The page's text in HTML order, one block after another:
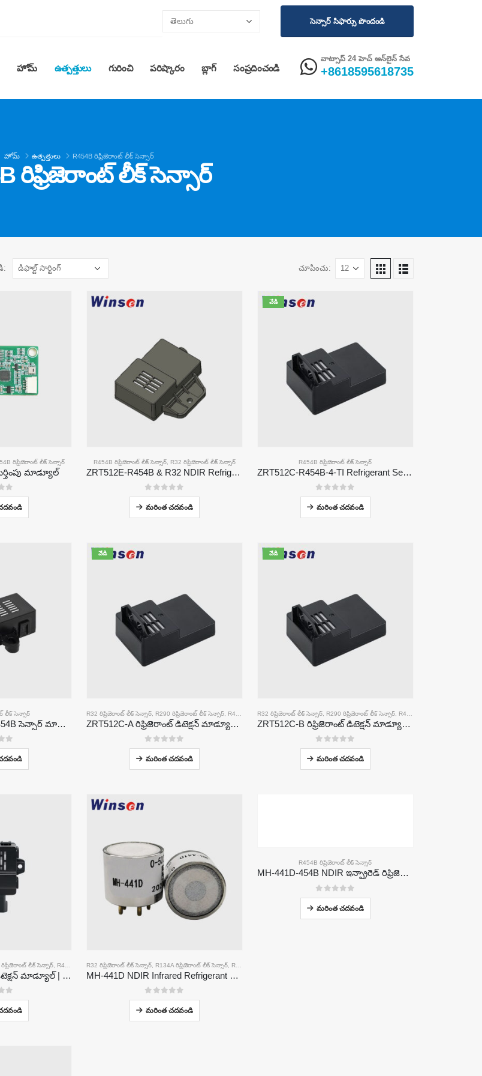
సెన్సార్ సిఫార్సు పొందండి
హోమ్ ఉత్పత్తులు గురించి పరిష్కారం బ్లాగ్ సంప్రదించండి
వాట్సాప్ 24 హెచ్ ఆన్‌లైన్ సేవ
+8618595618735
హోమ్ ఉత్పత్తులు R454B రిఫ్రిజెరాంట్ లీక్ సెన్సార్
రిఫ్రిజెరాంట్ లీక్ సెన్సార్
చూపించు:
రిఫ్రిజెరాంట్ లీక్ సెన్సార్
మాడ్యూల్
R454B రిఫ్రిజెరాంట్ లీక్ సెన్సార్, R32 రిఫ్రిజెరాంట్ లీక్ సెన్సార్
ZRT512E-R454B & R32 NDIR Refrigerant Detection Module, RS485 HVAC Sensor, UL/IEC Certified
05 లో
మరింత చదవండి
వేడి
R454B రిఫ్రిజెరాంట్ లీక్ సెన్సార్
ZRT512C-R454B-4-TI Refrigerant Sensor Module | NDIR Technology for HVAC & Industrial Safety Monitoring
05 లో
మరింత చదవండి
లీక్ సెన్సార్
ZRT510 రిఫ్రిజెరాంట్ R454B సెన్సార్ మాడ్యూల్-అధిక-పనితీరు గల NDIR రిఫ్రిజెరాంట్ సెన్సార్
వేడి
R32 రిఫ్రిజెరాంట్ లీక్ సెన్సార్, R290 రిఫ్రిజెరాంట్ లీక్ సెన్సార్, R454B రిఫ్రిజెరాంట్ లీక్ సెన్సార్
ZRT512C-A రిఫ్రిజెరాంట్ డిటెక్షన్ మాడ్యూల్ | NDIR గ్యాస్ సెన్సార్ R32, R454B, R290 | విస్తృత వోల్టేజ్ విద్యుత్ సరఫరా
05 లో
మరింత చదవండి
వేడి
R32 రిఫ్రిజెరాంట్ లీక్ సెన్సార్, R290 రిఫ్రిజెరాంట్ లీక్ సెన్సార్, R454B రిఫ్రిజెరాంట్ లీక్ సెన్సార్
ZRT512C-B రిఫ్రిజెరాంట్ డిటెక్షన్ మాడ్యూల్ | R32, R454B, R290 కొరకు తక్కువ వోల్టేజ్ NDIR గ్యాస్ సెన్సార్
05 లో
మరింత చదవండి
రిఫ్రిజెరాంట్ లీక్ సెన్సార్, R454B రిఫ్రిజెరాంట్ లీక్ సెన్సార్
ZRT512J రిఫ్రిజెరాంట్ డిటెక్షన్ మాడ్యూల్ | NDIR గ్యాస్ సెన్సార్ R32, R454B, R290 | RS485 కమ్యూనికేషన్
R32 రిఫ్రిజెరాంట్ లీక్ సెన్సార్, R134A రిఫ్రిజెరాంట్ లీక్ సెన్సార్, R410A రిఫ్రిజెరాంట్ లీక్ సెన్సార్
MH-441D NDIR Infrared Refrigerant Sensor | High Sensitivity | HVAC & Industrial Safety | Long Lifespan
05 లో
మరింత చదవండి
R454B రిఫ్రిజెరాంట్ లీక్ సెన్సార్
MH-441D-454B NDIR ఇన్ఫ్రారెడ్ రిఫ్రిజెరాంట్ సెన్సార్
05 లో
మరింత చదవండి